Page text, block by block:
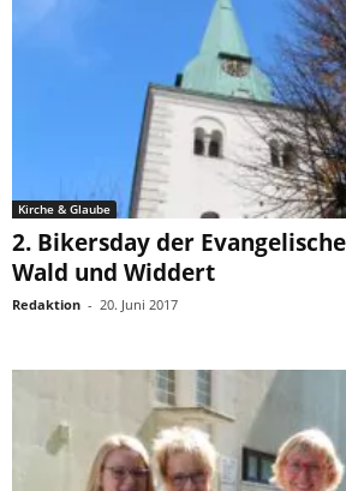
Kirche & Glaube
2. Bikersday der
Wald und Widdert
Redaktion - 20. Juni 2017